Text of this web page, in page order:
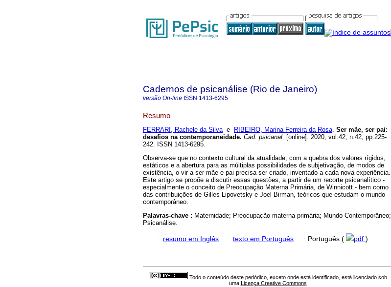
Cadernos de psicanálise (Rio de Janeiro)
versão On-line ISSN 1413-6295
Resumo
FERRARI, Rachele da Silvae RIBEIRO, Marina Ferreira da Rosa. Ser mãe, ser pai:
desafios na contemporaneidade. Cad. psicanal. [online]. 2020, vol.42, n.42, pp.225-
242. ISSN 1413-6295.
Observa-se que no contexto cultural da atualidade, com a quebra dos valores rígidos,
estáticos e a abertura para as múltiplas possibilidades de subjetivação, de modos de
existência, o vir a ser mãe e pai precisa ser criado, inventado a cada nova experiência.
Este artigo se propõe a discutir essas questões, a partir de um recorte psicanalítico -
especialmente o conceito de Preocupação Materna Primária, de Winnicott - bem como
das contribuições de Gilles Lipovetsky e Joel Birman, teóricos que estudam o mundo
contemporâneo.
Palavras-chave : Maternidade; Preocupação materna primária; Mundo Contemporâneo;
Psicanálise.
· resumo em Inglês · texto em Português · Português ( pdf )
Todo o conteúdo deste periódico, exceto onde está identificado, está licenciado sob
uma Licença Creative Commons